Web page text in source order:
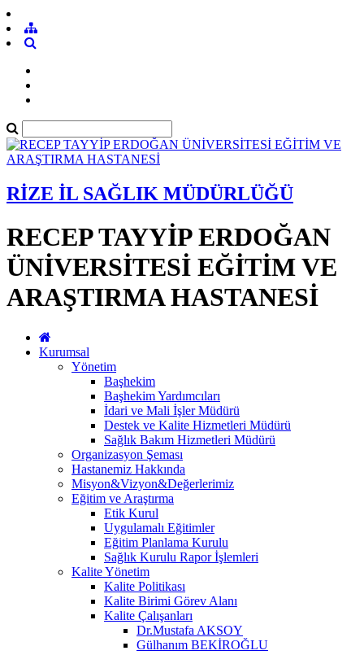
RİZE İL SAĞLIK MÜDÜRLÜĞÜ
RECEP TAYYİP ERDOĞAN
ÜNİVERSİTESİ EĞİTİM VE
ARAŞTIRMA HASTANESİ
Kurumsal
Yönetim
Başhekim
Başhekim Yardımcıları
İdari ve Mali İşler Müdürü
Destek ve Kalite Hizmetleri Müdürü
Sağlık Bakım Hizmetleri Müdürü
Organizasyon Şeması
Hastanemiz Hakkında
Misyon&Vizyon&Değerlerimiz
Eğitim ve Araştırma
Etik Kurul
Uygulamalı Eğitimler
Eğitim Planlama Kurulu
Sağlık Kurulu Rapor İşlemleri
Kalite Yönetim
Kalite Politikası
Kalite Birimi Görev Alanı
Kalite Çalışanları
Dr.Mustafa AKSOY
Gülhanım BEKİROĞLU